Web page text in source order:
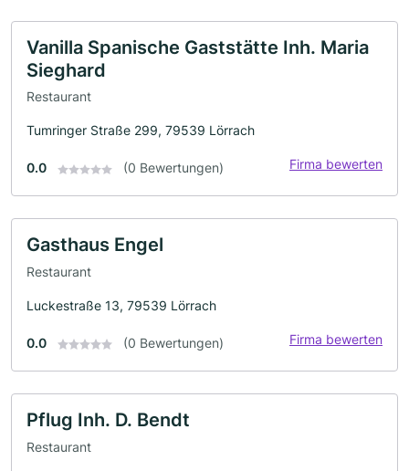
Vanilla Spanische Gaststätte Inh. Maria
Sieghard
Restaurant
Tumringer Straße 299, 79539 Lörrach
0.0 (0 Bewertungen) Firma bewerten
Gasthaus Engel
Restaurant
Luckestraße 13, 79539 Lörrach
0.0 (0 Bewertungen) Firma bewerten
Pflug Inh. D. Bendt
Restaurant